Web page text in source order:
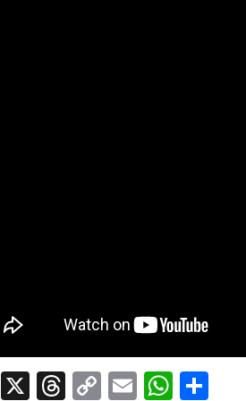
Facebook
X Threads
CopyEmail